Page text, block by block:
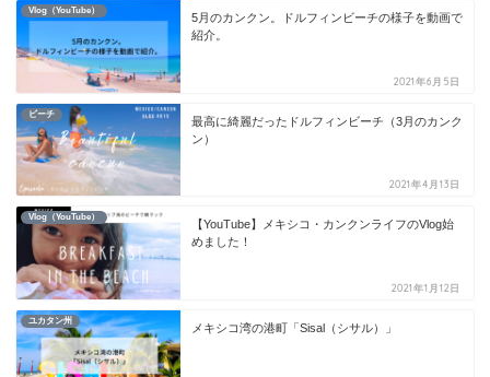
Vlog（YouTube）
5月のカンクン。ドルフィンビーチの様子を動画で
紹介。
2021年6月5日
ビーチ
最高に綺麗だったドルフィンビーチ（3月のカンク
ン）
2021年4月13日
Vlog（YouTube）
【YouTube】メキシコ・カンクンライフのVlog始
めました！
2021年1月12日
ユカタン州
メキシコ湾の港町「Sisal（シサル）」